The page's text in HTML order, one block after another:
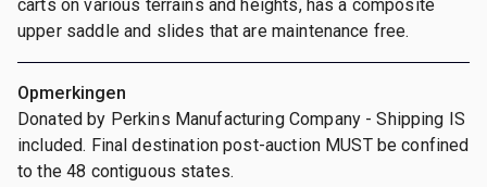
carts on various terrains and heights, has a composite
upper saddle and slides that are maintenance free.
Opmerkingen
Donated by Perkins Manufacturing Company - Shipping IS
included. Final destination post-auction MUST be confined
to the 48 contiguous states.